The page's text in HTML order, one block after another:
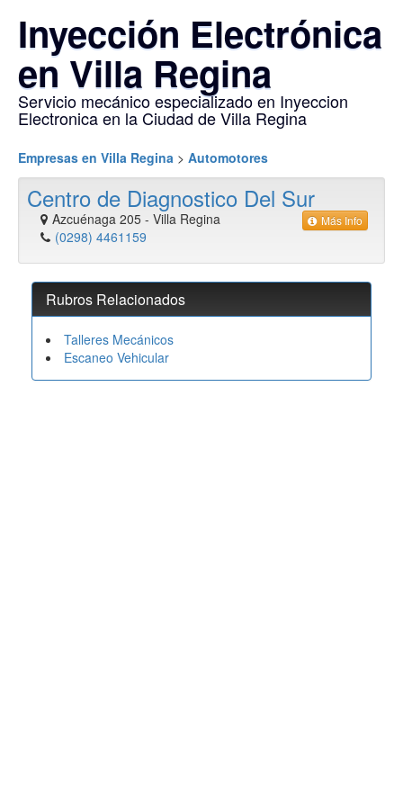
Inyección Electrónica
en Villa Regina
Servicio mecánico especializado en Inyeccion
Electronica en la Ciudad de Villa Regina
Empresas en Villa Regina > Automotores
Centro de Diagnostico Del Sur
Azcuénaga 205 - Villa Regina
(0298) 4461159
Más Info
Rubros Relacionados
Talleres Mecánicos
Escaneo Vehicular